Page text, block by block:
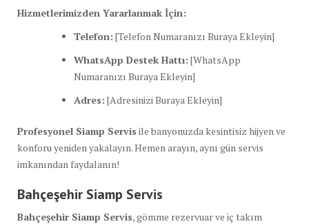
Hizmetlerimizden Yararlanmak İçin:
Telefon: [Telefon Numaranızı Buraya Ekleyin]
WhatsApp Destek Hattı: [WhatsApp
Numaranızı Buraya Ekleyin]
Adres: [Adresinizi Buraya Ekleyin]
Profesyonel Siamp Servis ile banyonuzda kesintisiz hijyen ve
konforu yeniden yakalayın. Hemen arayın, aynı gün servis
imkanından faydalanın!
Bahçeşehir Siamp Servis
Bahçeşehir Siamp Servis, gömme rezervuar ve iç takım